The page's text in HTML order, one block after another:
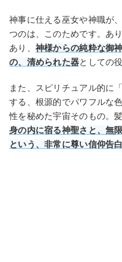
神事に仕える巫女や神職が
つのは、このためです。あ
あり、 神様からの純粋な御
の、清められた器としての
また、スピリチュアル的に
する、根源的でパワフルな
性を秘めた宇宙そのもの。
身の内に宿る神聖さと、無
という、非常に尊い信仰告白